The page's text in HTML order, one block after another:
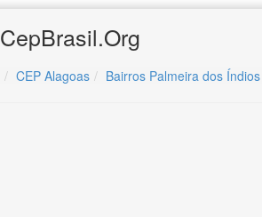
CepBrasil.Org
CEP Alagoas Bairros Palmeira dos Índios